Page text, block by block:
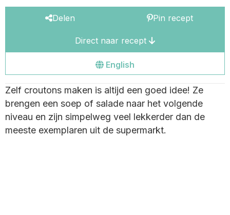
Delen Pin recept
English
the
english
site
Direct naar recept
Zelf croutons maken is altijd een goed idee! Ze
brengen een soep of salade naar het volgende
niveau en zijn simpelweg veel lekkerder dan de
meeste exemplaren uit de supermarkt.